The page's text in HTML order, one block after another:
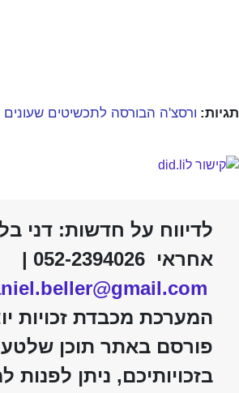
תגיות: ורסצ'ה הבורסה לתכשיטים שעונים
לדיווח על חדשות: דני
אחראי 052-2394026 |
המערכת מכבדת זכויות
פורסם באתר תוכן
בזכויותיכם, ניתן לפנות